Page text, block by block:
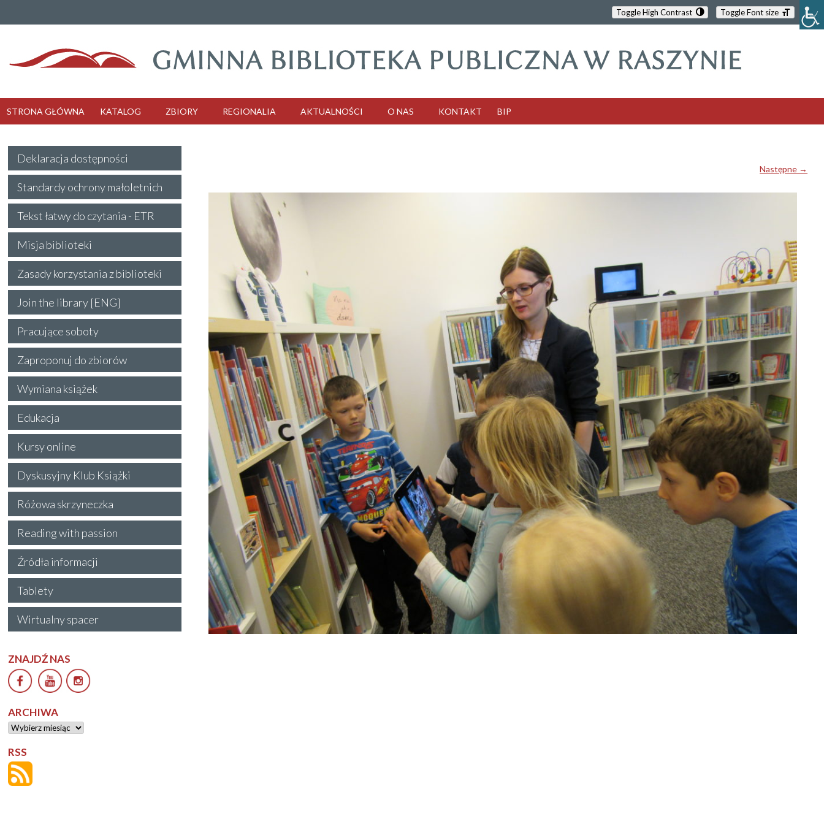
Toggle High Contrast Toggle Font size
STRONA GŁÓWNA KATALOG ZBIORY REGIONALIA AKTUALNOŚCI O NAS KONTAKT BIP
Następne →
Deklaracja dostępności
Standardy ochrony małoletnich
Tekst łatwy do czytania - ETR
Misja biblioteki
Zasady korzystania z biblioteki
Join the library [ENG]
Pracujące soboty
Zaproponuj do zbiorów
Wymiana książek
Edukacja
Kursy online
Dyskusyjny Klub Książki
Różowa skrzyneczka
Reading with passion
Źródła informacji
Tablety
Wirtualny spacer
ZNAJDŹ NAS
ARCHIWA
Archiwa
RSS